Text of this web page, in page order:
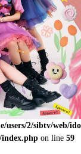
users/2/sibtv/web/ido
index.php on line 59